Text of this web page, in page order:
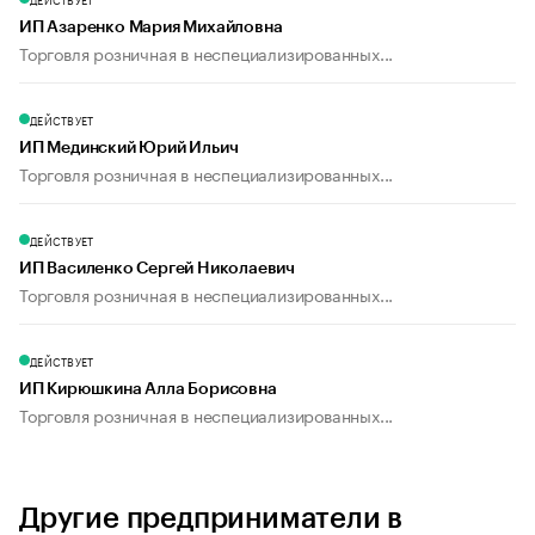
ИП Азаренко Мария Михайловна
Торговля розничная в неспециализированных...
ДЕЙСТВУЕТ
ИП Мединский Юрий Ильич
Торговля розничная в неспециализированных...
ДЕЙСТВУЕТ
ИП Василенко Сергей Николаевич
Торговля розничная в неспециализированных...
ДЕЙСТВУЕТ
ИП Кирюшкина Алла Борисовна
Торговля розничная в неспециализированных...
Другие предприниматели в